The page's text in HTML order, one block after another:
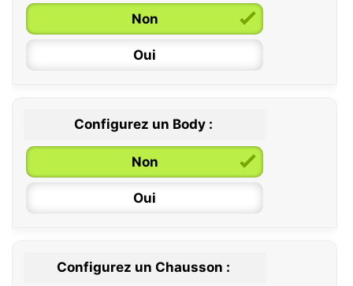
Non
Oui
Configurez un Body :
Non
Oui
0 / 6 mois
Configurez un Chausson :